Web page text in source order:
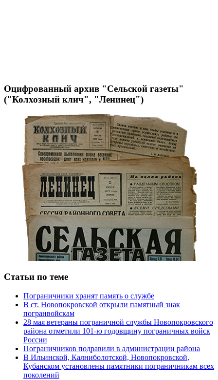
Оцифрованный архив "Сельской газеты"
("Колхозный клич", "Ленинец")
Статьи по теме
Пограничники хранят память о службе
В ст. Новопокровской открыли памятный знак
погранвойскам
28 мая ветераны пограничной службы Новопокровского
района отметили 101-ю годовщину пограничных войск
России
Пограничников подравили в администрации района
В Ильинской, Калниболотской, Новопокровской,
Кубанском установлены памятники пограничникам всех
поколений